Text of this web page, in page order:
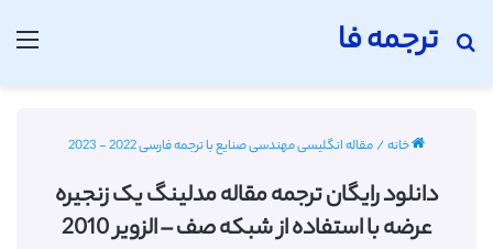
ترجمه فا
جستجو برای
خانه/مقاله انگلیسی مهندسی صنایع با ترجمه فارسی 2022 - 2023
دانلود رایگان ترجمه مقاله مدلینگ یک زنجیره
عرضه با استفاده از شبکه صف – الزویر 2010